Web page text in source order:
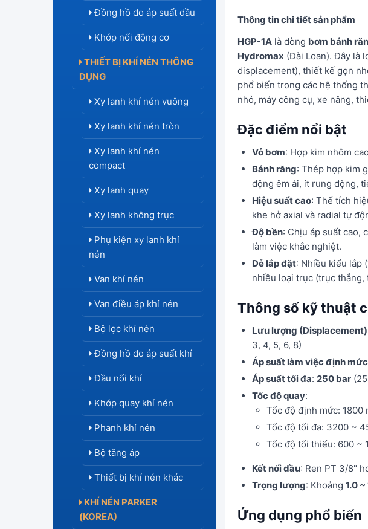
Đồng hồ đo áp suất dầu
Khớp nối động cơ
THIẾT BỊ KHÍ NÉN THÔNG
DỤNG
Xy lanh khí nén vuông
Xy lanh khí nén tròn
Xy lanh khí nén
compact
Xy lanh quay
Xy lanh không trục
Phụ kiện xy lanh khí
nén
Van khí nén
Van điều áp khí nén
Bộ lọc khí nén
Đồng hồ đo áp suất khí
Đầu nối khí
Khớp quay khí nén
Phanh khí nén
Bộ tăng áp
Thiết bị khí nén khác
KHÍ NÉN PARKER
(KOREA)
Thông tin chi tiết sản phẩm
HGP-1A là dòng bơm bánh
Hydromax (Đài Loan). Đây là
displacement), thiết kế gọn
phổ biến trong các hệ thống
nhỏ, máy công cụ, xe nâng,
Đặc điểm nổi bật
Vỏ bơm: Hợp kim nhôm
Bánh răng: Thép hợp kim
động êm ái, ít rung động,
Hiệu suất cao: Thể tích
khe hở axial và radial tự
Độ bền: Chịu áp suất cao,
làm việc khắc nghiệt.
Dễ lắp đặt: Nhiều kiểu lắp
nhiều loại trục (trục thẳng,
Thông số kỹ thuật
Lưu lượng (Displacement)
3, 4, 5, 6, 8)
Áp suất làm việc định mức
Áp suất tối đa: 250 bar
Tốc độ quay:
Tốc độ định mức: 1800
Tốc độ tối đa: 3200 ~
Tốc độ tối thiểu: 600 ~
Kết nối dầu: Ren PT 3/8"
Trọng lượng: Khoảng 1.0 ~
Ứng dụng phổ biến